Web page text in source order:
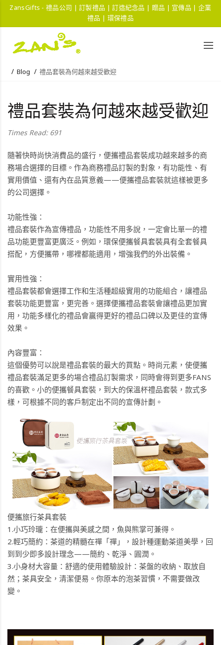
ZansGifts - 禮品公司 | 訂製禮品 | 訂造紀念品 | 贈品 | 宣傳品 | 企業
禮品 | 環保禮品
Blog 禮品套裝為何越來越受歡迎
禮品套裝為何越來越受歡迎
Times Read: 691
隨著快時尚快消費品的盛行，便攜禮品套裝成功越來越多的商
務場合選擇的目標。作為商務禮品訂製的對象，有功能性、有
實用價值、還有內在品質意義——便攜禮品套裝就這樣被更多
的公司選擇。
功能性強：
禮品套裝作為宣傳禮品，功能性不用多說，一定會比單一的禮
品功能更豐富更廣泛。例如，環保便攜餐具套裝具有全套餐具
搭配，方便攜帶，哪裡都能適用，增強我們的外出裝備。
實用性強：
禮品套裝都會選擇工作和生活種超級實用的功能組合，讓禮品
套裝功能更豐富，更完善。選擇便攜禮品套裝會讓禮品更加實
用，功能多樣化的禮品會贏得更好的禮品口碑以及更佳的宣傳
效果。
內容豐富：
這個優勢可以說是禮品套裝的最大的買點。時尚元素，使便攜
禮品套裝滿足更多的場合禮品訂製需求，同時會得到更多FANS
的喜歡。小的便攜餐具套裝，到大的保溫杯禮品套裝，款式多
樣，可根據不同的客戶制定出不同的宣傳計劃。
便攜旅行茶具套裝
1.小巧玲瓏：在便攜與美感之間，魚與熊掌可兼得。
2.輕巧簡約：茶道的精髓在禪「禪」，設計種運動茶道美學，回
到到少即多設計理念——簡約、乾淨、圓潤。
3.小身材大容量：舒適的使用體驗設計：茶盤的收納、取放自
然；茶具安全，清潔便易。你原本的泡茶習慣，不需要做改
變。